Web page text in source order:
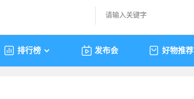
排行榜 发布会 好物推荐